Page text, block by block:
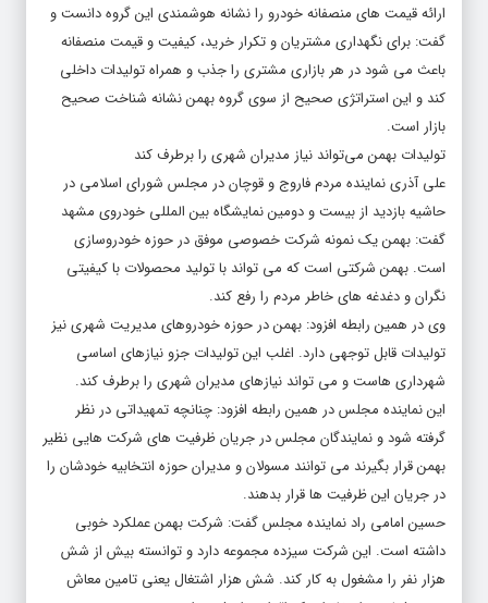
ارائه قیمت های منصفانه خودرو را نشانه هوشمندی این گروه دانست و
گفت: برای نگهداری مشتریان و تکرار خرید، کیفیت و قیمت منصفانه
باعث می شود در هر بازاری مشتری را جذب و همراه تولیدات داخلی
کند و این استراتژی صحیح از سوی گروه بهمن نشانه شناخت صحیح
بازار است.
تولیدات بهمن می‌تواند نیاز مدیران شهری را برطرف کند
علی آذری نماینده مردم فاروج و قوچان در مجلس شورای اسلامی در
حاشیه بازدید از بیست و دومین نمایشگاه بین المللی خودروی مشهد
گفت: بهمن یک نمونه شرکت خصوصی موفق در حوزه خودروسازی
است. بهمن شرکتی است که می تواند با تولید محصولات با کیفیتی
نگران و دغدغه های خاطر مردم را رفع کند.
وی در همین رابطه افزود: بهمن در حوزه خودروهای مدیریت شهری نیز
تولیدات قابل توجهی دارد. اغلب این تولیدات جزو نیازهای اساسی
شهرداری هاست و می تواند نیازهای مدیران شهری را برطرف کند.
این نماینده مجلس در همین رابطه افزود: چنانچه تمهیداتی در نظر
گرفته شود و نمایندگان مجلس در جریان ظرفیت های شرکت هایی نظیر
بهمن قرار بگیرند می توانند مسولان و مدیران حوزه انتخابیه خودشان را
در جریان این ظرفیت ها قرار بدهند.
حسین امامی راد نماینده مجلس گفت: شرکت بهمن عملکرد خوبی
داشته است. این شرکت سیزده مجموعه دارد و توانسته بیش از شش
هزار نفر را مشغول به کار کند. شش هزار اشتغال یعنی تامین معاش